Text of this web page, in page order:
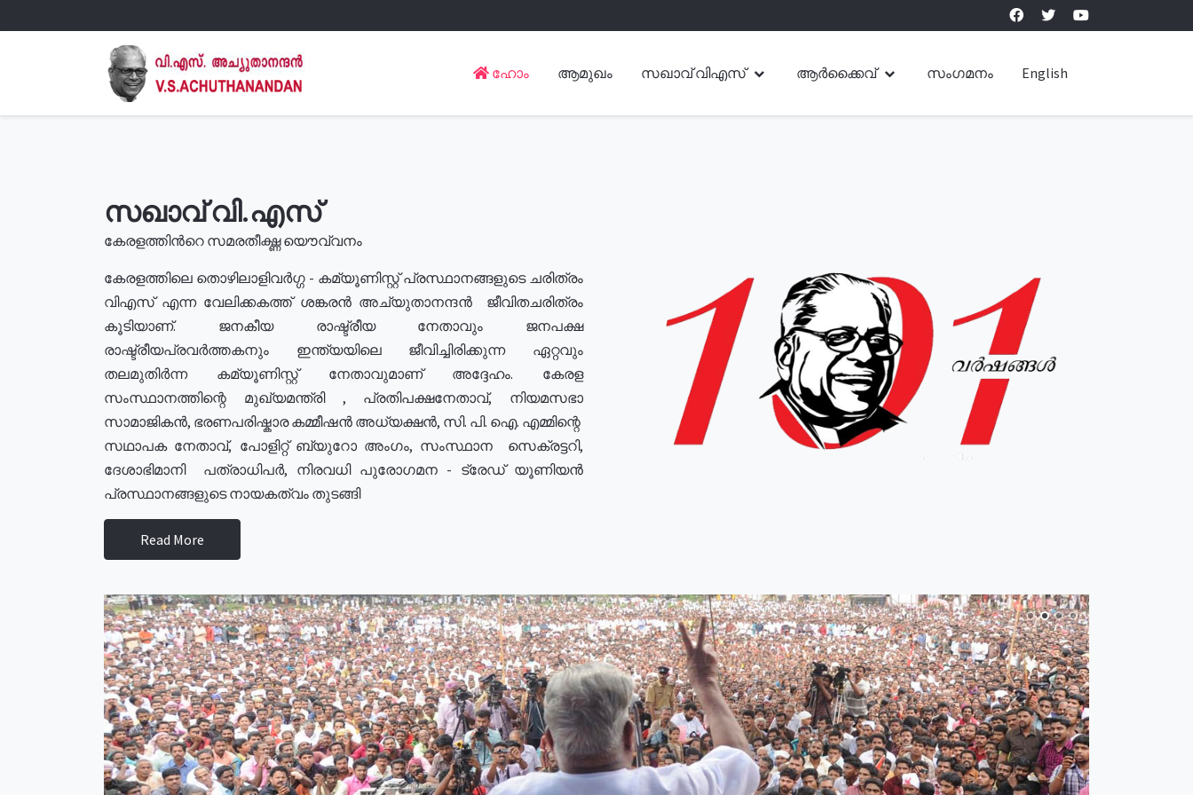
ഹോം ആമുഖം സഖാവ് വിഎസ് ആർക്കൈവ് സംഗമനം English
സഖാവ് വി.എസ്
കേരളത്തിൻറെ സമരതീക്ഷ്ണ യൌവ്വനം
കേരളത്തിലെ തൊഴിലാളിവർഗ്ഗ - കമ്യൂണിസ്റ്റ് പ്രസ്ഥാനങ്ങളുടെ ചരിത്രം
വിഎസ് എന്ന വേലിക്കകത്ത് ശങ്കരൻ അച്യുതാനന്ദൻ ജീവിതചരിത്രം
കൂടിയാണ്. ജനകീയ രാഷ്ട്രീയ നേതാവും ജനപക്ഷ
രാഷ്ട്രീയപ്രവർത്തകനും ഇന്ത്യയിലെ ജീവിച്ചിരിക്കുന്ന ഏറ്റവും
തലമുതിർന്ന കമ്യൂണിസ്റ്റ് നേതാവുമാണ് അദ്ദേഹം. കേരള
സംസ്ഥാനത്തിന്റെ മുഖ്യമന്ത്രി , പ്രതിപക്ഷനേതാവ്, നിയമസഭാ
സാമാജികൻ, ഭരണപരിഷ്കാര കമ്മീഷൻ അധ്യക്ഷൻ, സി. പി. ഐ. എമ്മിന്റെ
സഥാപക നേതാവ്, പോളിറ്റ് ബ്യുറോ അംഗം, സംസ്ഥാന സെക്രട്ടറി,
ദേശാഭിമാനി പത്രാധിപർ, നിരവധി പുരോഗമന - ട്രേഡ് യൂണിയൻ
പ്രസ്ഥാനങ്ങളുടെ നായകത്വം തുടങ്ങി
Read More